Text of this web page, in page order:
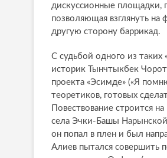
дискуссионные площадки,
позволяющая взглянуть
другую сторону баррикад.
С судьбой одного из
историк Тынчтыкбек
проекта «Эсимде» («Я
теоретиков, готовых
Повествование строится
села Эчки-Башы
он попал в плен и был
Алиев пытался совершить